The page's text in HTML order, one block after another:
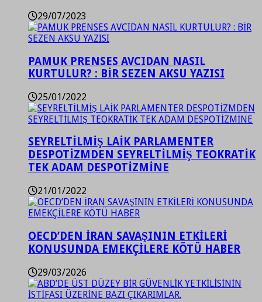
29/07/2023
PAMUK PRENSES AVCIDAN NASIL
KURTULUR? : BİR SEZEN AKSU YAZISI
25/01/2022
SEYRELTİLMİŞ LAİK PARLAMENTER
DESPOTİZMDEN SEYRELTİLMİŞ TEOKRATİK
TEK ADAM DESPOTİZMİNE
21/01/2022
OECD’DEN İRAN SAVAŞININ ETKİLERİ
KONUSUNDA EMEKÇİLERE KÖTÜ HABER
29/03/2026